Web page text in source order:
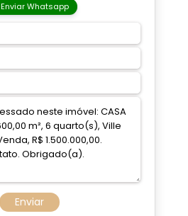
Enviar Whatsapp
Enviar